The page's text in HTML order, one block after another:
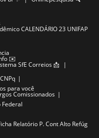
CALENDÁRIO 23 UNIFAP
✉️
SfE Correios 📩
para você
Comissionados
Federal
Relatório P. Cont Alto Refúg